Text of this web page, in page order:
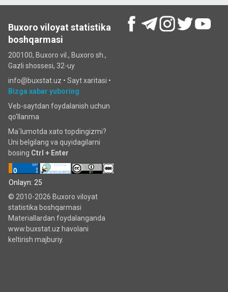
Buxoro viloyat statistika
boshqarmasi
200100, Buxoro vil., Buxoro sh.,
Gazli shossesi, 32-uy
info@buxstat.uz • Sayt xaritasi •
Bizga xabar yuboring
Veb-saytdan foydalanish uchun
qo'llanma
Ma`lumotda xato topdingizmi?
Uni belgilang va quyidagilarni
bosing Ctrl + Enter
Onlayn: 25
© 2010-2026 Buxoro viloyat
statistika boshqarmasi
Materiallardan foydalanganda
www.buxstat.uz havolani
keltirish majburiy.